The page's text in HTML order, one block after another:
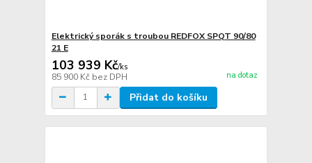
Elektrický sporák s troubou REDFOX SPQT 90/80
21 E
103 939 Kč/ks
85 900 Kč bez DPH na dotaz
Přidat do košíku